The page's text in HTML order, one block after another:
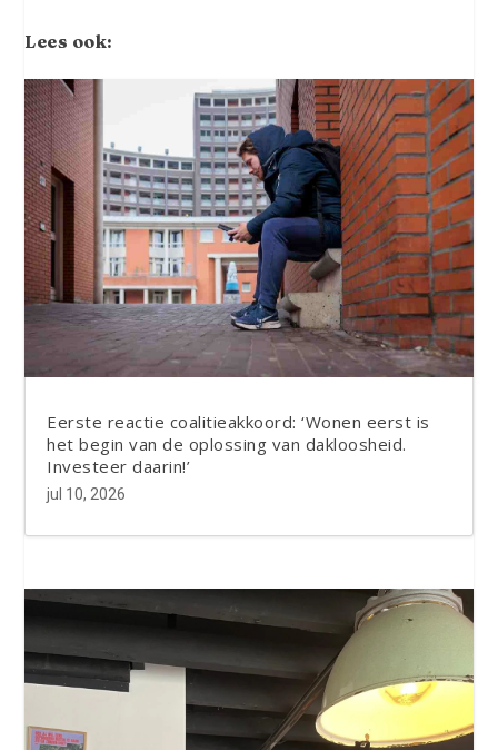
Lees ook:
Eerste reactie coalitieakkoord: ‘Wonen eerst is
het begin van de oplossing van dakloosheid.
Investeer daarin!’
jul 10, 2026